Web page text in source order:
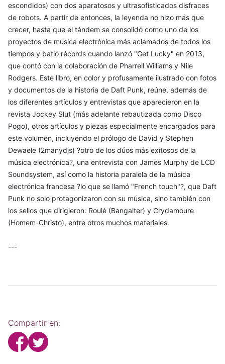
escondidos) con dos aparatosos y ultrasofisticados disfraces
de robots. A partir de entonces, la leyenda no hizo más que
crecer, hasta que el tándem se consolidó como uno de los
proyectos de música electrónica más aclamados de todos los
tiempos y batió récords cuando lanzó "Get Lucky" en 2013,
que contó con la colaboración de Pharrell Williams y Nile
Rodgers. Este libro, en color y profusamente ilustrado con fotos
y documentos de la historia de Daft Punk, reúne, además de
los diferentes artículos y entrevistas que aparecieron en la
revista Jockey Slut (más adelante rebautizada como Disco
Pogo), otros artículos y piezas especialmente encargados para
este volumen, incluyendo el prólogo de David y Stephen
Dewaele (2manydjs) ?otro de los dúos más exitosos de la
música electrónica?, una entrevista con James Murphy de LCD
Soundsystem, así como la historia paralela de la música
electrónica francesa ?lo que se llamó "French touch"?, que Daft
Punk no solo protagonizaron con su música, sino también con
los sellos que dirigieron: Roulé (Bangalter) y Crydamoure
(Homem-Christo), entre otros muchos materiales.
---
Compartir en: